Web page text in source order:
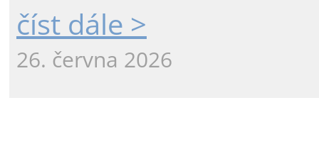
číst dále >
26. června 2026